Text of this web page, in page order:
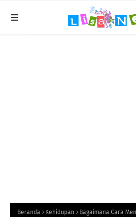
Beranda Kehidupan
Bagaimana Cara